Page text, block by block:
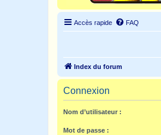
Accès rapide FAQ
Index du forum
Connexion
Nom d’utilisateur :
Mot de passe :